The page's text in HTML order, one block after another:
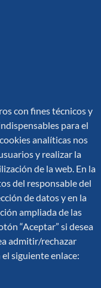
Civil y Emergencias
Accesibilidad
Política de Cookies
con fines técnicos y
para el
analíticas nos
y realizar la
de la web. En la
del responsable del
de datos y en la
ampliada de las
“Aceptar” si desea
admitir/rechazar
siguiente enlace: